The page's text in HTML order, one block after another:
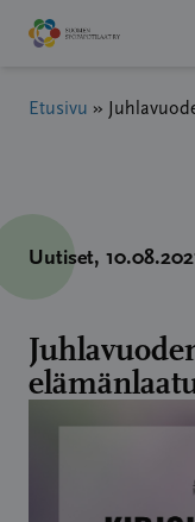
Hyppää
sisältöön
Etusivu »
Uutiset,